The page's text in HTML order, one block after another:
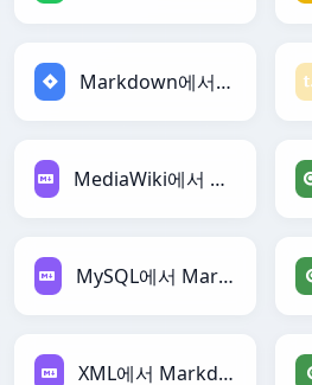
Markdown에서 Jira로
MediaWiki에서 Markdown로
MySQL에서 Markdown로
XML에서 Markdown로